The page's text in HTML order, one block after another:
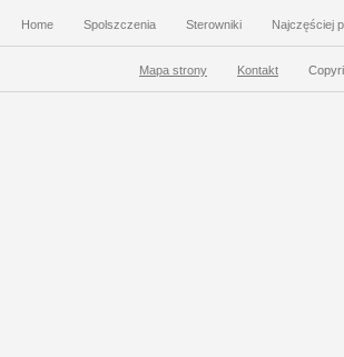
Home Spolszczenia Sterowniki Najczęściej
Mapa strony Kontakt